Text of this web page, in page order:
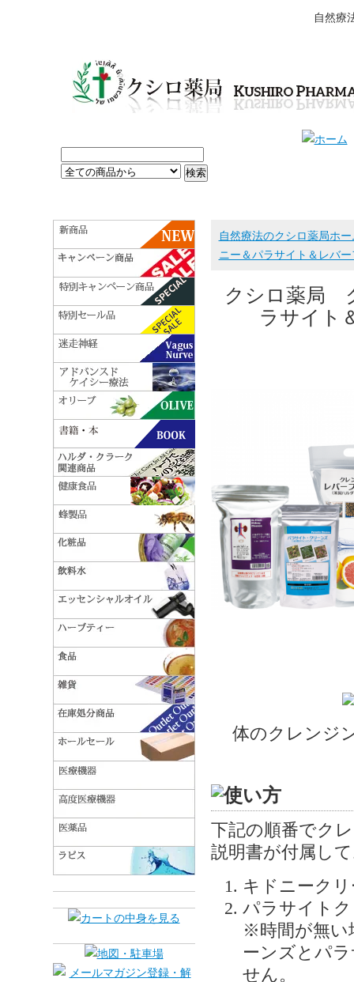
自然療
自然療法のクシロ薬局ホー
ニー＆パラサイト＆レバ
クシロ薬局
ラサイト
体のクレンジ
下記の順番でク
説明書が付属し
キドニーク
パラサイト
※時間が無い
ーンズとパ
せん。